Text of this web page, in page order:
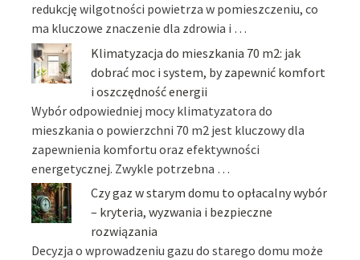
redukcję wilgotności powietrza w pomieszczeniu, co
ma kluczowe znaczenie dla zdrowia i …
Klimatyzacja do mieszkania 70 m2: jak
dobrać moc i system, by zapewnić komfort
i oszczędność energii
Wybór odpowiedniej mocy klimatyzatora do
mieszkania o powierzchni 70 m2 jest kluczowy dla
zapewnienia komfortu oraz efektywności
energetycznej. Zwykle potrzebna …
Czy gaz w starym domu to opłacalny wybór
– kryteria, wyzwania i bezpieczne
rozwiązania
Decyzja o wprowadzeniu gazu do starego domu może